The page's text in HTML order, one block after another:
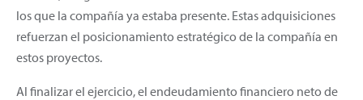
los que la compañía ya estaba presente. Estas adquisiciones
refuerzan el posicionamiento estratégico de la compañía en
estos proyectos.
Al finalizar el ejercicio, el endeudamiento financiero neto de